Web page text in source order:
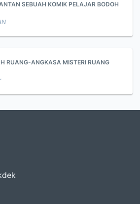
SEBUAH KOMIK PELAJAR BODOH
RUANG-ANGKASA MISTERI RUANG